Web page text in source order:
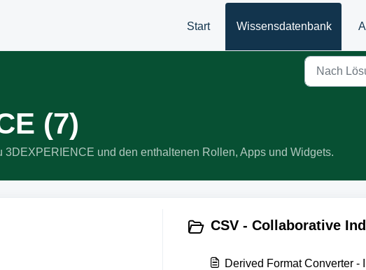
Start
Wissensdatenbank
(7)
und den enthaltenen Rollen, Apps und Widgets.
CSV - Collaborative
Derived Format Converter -